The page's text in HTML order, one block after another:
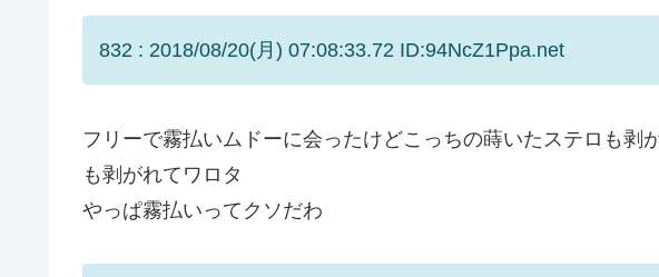
832 : 2018/08/20(月) 07:08:33.72 ID:94NcZ1Ppa.net
フリーで霧払いムドーに会ったけどこっちの蒔いたステロも剥
も剥がれてワロタ
やっぱ霧払いってクソだわ